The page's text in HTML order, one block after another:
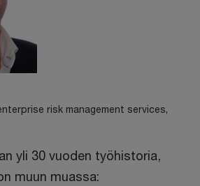
risk management services,
yli 30 vuoden työhistoria,
muun muassa: